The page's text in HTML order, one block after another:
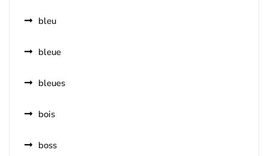
bleu
bleue
bleues
bois
boss